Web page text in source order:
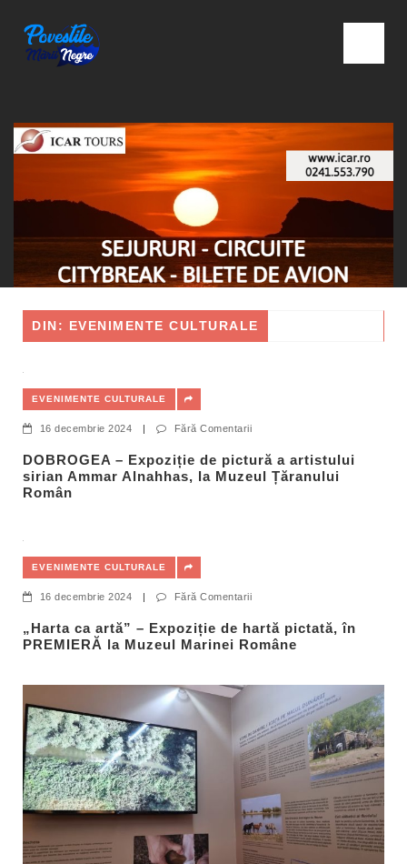
DIN: EVENIMENTE CULTURALE
EVENIMENTE CULTURALE
16 decembrie 2024 | Fără Comentarii
DOBROGEA – Expoziție de pictură a artistului
sirian Ammar Alnahhas, la Muzeul Țăranului
Român
EVENIMENTE CULTURALE
16 decembrie 2024 | Fără Comentarii
„Harta ca artă” – Expoziție de hartă pictată, în
PREMIERĂ la Muzeul Marinei Române